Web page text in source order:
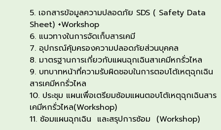
เอกสารข้อมูลความปลอดภัย SDS ( Safety Data
Sheet) +Workshop
แนวทางในการจัดเก็บสารเคมี
อุปกรณ์คุ้มครองความปลอดภัยส่วนบุคคล
มาตรฐานการเกี่ยวกับแผนฉุกเฉินสาเคมีหกรั่วไหล
บทบาทหน้าที่ความรับผิดชอบในการตอบโต้เหตุฉุกเฉิน
สารเคมีหกรั่วไหล
ประชุม แผนเพื่อเตรียมซ้อมแผนตอบโต้เหตุฉุกเฉินสาร
เคมีหกรั่วไหล(Workshop)
ซ้อมแผนฉุกเฉิน และสรุปการซ้อม (Workshop)